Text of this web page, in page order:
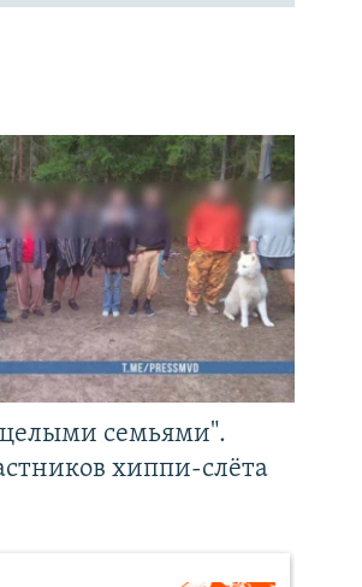
семьями".
хиппи-слёта